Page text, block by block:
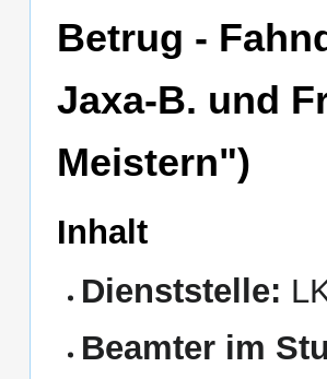
Betrug -
Jaxa-B. und
Meistern")
Inhalt
Dienststelle:
Beamter im